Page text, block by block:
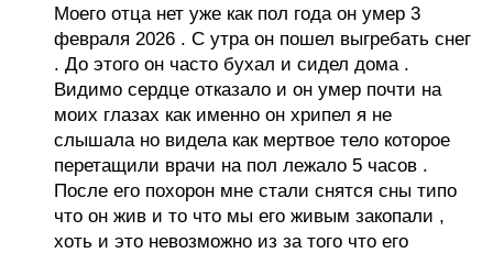
Моего отца нет уже как пол года он умер 3
февраля 2026 . С утра он пошел выгребать снег
. До этого он часто бухал и сидел дома .
Видимо сердце отказало и он умер почти на
моих глазах как именно он хрипел я не
слышала но видела как мертвое тело которое
перетащили врачи на пол лежало 5 часов .
После его похорон мне стали снятся сны типо
что он жив и то что мы его живым закопали ,
хоть и это невозможно из за того что его